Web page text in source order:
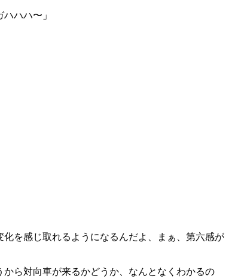
ハハ〜」
を感じ取れるようになるんだよ、まぁ、第六感が
ら対向車が来るかどうか、なんとなくわかるの